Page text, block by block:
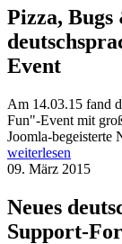
Pizza, Bugs
Event
Am 14.03.15 fand
Fun"-Event mit
Joomla-
weiterlesen
09. März 2015
Neues
Support-